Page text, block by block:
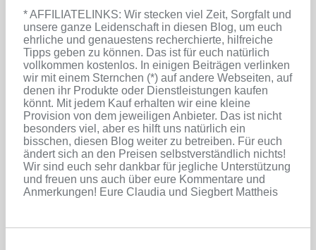
* AFFILIATELINKS: Wir stecken viel Zeit, Sorgfalt und
unsere ganze Leidenschaft in diesen Blog, um euch
ehrliche und genauestens recherchierte, hilfreiche
Tipps geben zu können. Das ist für euch natürlich
vollkommen kostenlos. In einigen Beiträgen verlinken
wir mit einem Sternchen (*) auf andere Webseiten, auf
denen ihr Produkte oder Dienstleistungen kaufen
könnt. Mit jedem Kauf erhalten wir eine kleine
Provision von dem jeweiligen Anbieter. Das ist nicht
besonders viel, aber es hilft uns natürlich ein
bisschen, diesen Blog weiter zu betreiben. Für euch
ändert sich an den Preisen selbstverständlich nichts!
Wir sind euch sehr dankbar für jegliche Unterstützung
und freuen uns auch über eure Kommentare und
Anmerkungen! Eure Claudia und Siegbert Mattheis